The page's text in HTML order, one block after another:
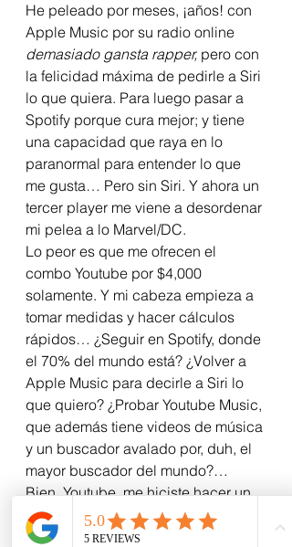
He peleado por meses, ¡años! con
Apple Music por su radio online
demasiado gansta rapper, pero con
la felicidad máxima de pedirle a Siri
lo que quiera. Para luego pasar a
Spotify porque cura mejor; y tiene
una capacidad que raya en lo
paranormal para entender lo que
me gusta… Pero sin Siri. Y ahora un
tercer player me viene a desordenar
mi pelea a lo Marvel/DC.
Lo peor es que me ofrecen el
combo Youtube por $4,000
solamente. Y mi cabeza empieza a
tomar medidas y hacer cálculos
rápidos… ¿Seguir en Spotify, donde
el 70% del mundo está? ¿Volver a
Apple Music para decirle a Siri lo
que quiero? ¿Probar Youtube Music,
que además tiene videos de música
y un buscador avalado por, duh, el
mayor buscador del mundo?…
Bien, Youtube, me hiciste hacer un
Posteo entero porque me dejaste
con la duda.